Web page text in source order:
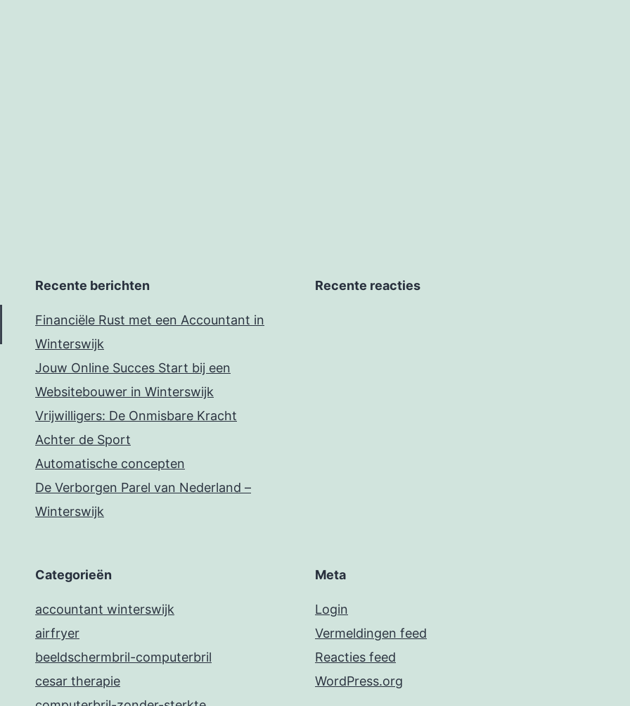
Recente berichten
Financiële Rust met een Accountant in
Winterswijk
Jouw Online Succes Start bij een
Websitebouwer in Winterswijk
Vrijwilligers: De Onmisbare Kracht
Achter de Sport
Automatische concepten
De Verborgen Parel van Nederland –
Winterswijk
Recente reacties
Categorieën
accountant winterswijk
airfryer
beeldschermbril-computerbril
cesar therapie
Meta
Login
Vermeldingen feed
Reacties feed
WordPress.org